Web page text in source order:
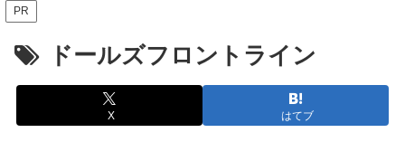
PR
ドールズフロントライン
X はてブ